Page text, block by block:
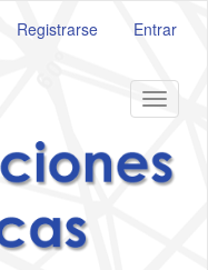
Registrarse Entrar
Toggle